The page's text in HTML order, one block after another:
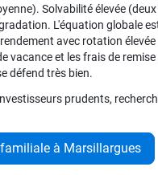
Solvabilité élevée
L'équation globale
avec rotation élevée
vacance et les frais de
défend très bien.
prudents,
à Marsillargues